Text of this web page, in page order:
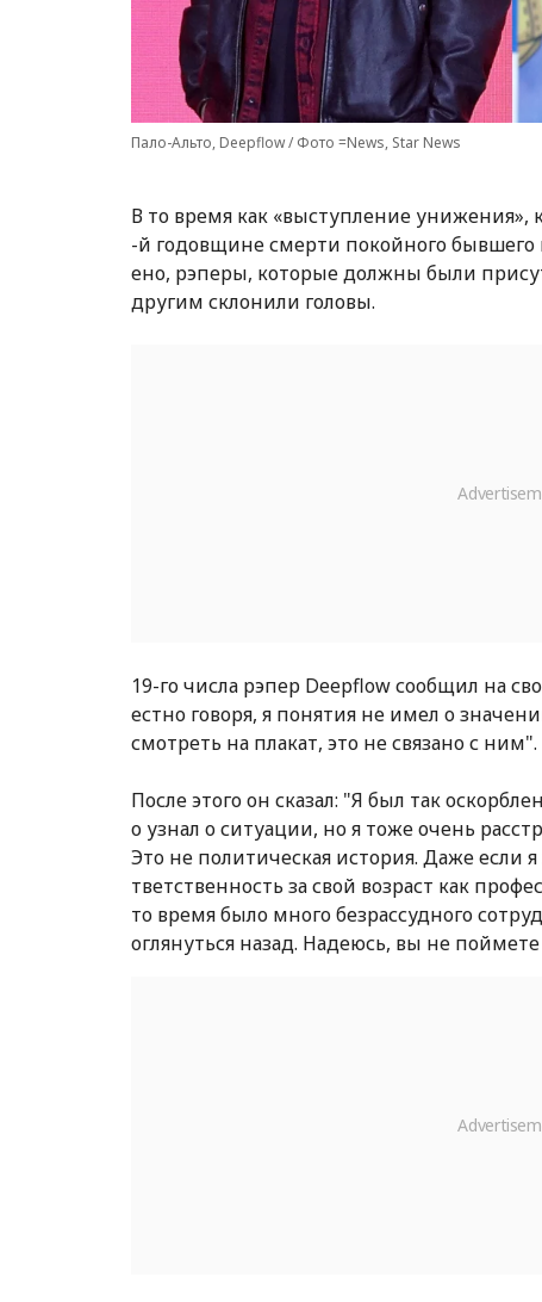
Пало-Альто, Deepflow / Фото =News, Star News
В то время как «выступление унижения»,
-й годовщине смерти покойного
ено, рэперы, которые должны были
другим склонили головы.
19-го числа рэпер Deepflow сообщил на
естно говоря, я понятия не имел о
смотреть на плакат, это не связано с ним".
После этого он сказал: "Я был так
о узнал о ситуации, но я тоже очень
Это не политическая история. Даже если
тветственность за свой возраст как
то время было много безрассудного
оглянуться назад. Надеюсь, вы не